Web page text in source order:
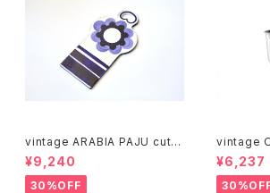
vintage ARABIA PAJU cutti
ng boad / ヴィンテージ アラビ
ア パユ カッティングボード
¥9,240
30%OFF
vintage
ss milk pitcher
ージ オー
ミルクピ
¥6,237